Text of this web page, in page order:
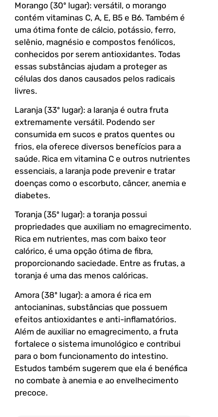
Morango (30º lugar): versátil, o morango
contém vitaminas C, A, E, B5 e B6. Também é
uma ótima fonte de cálcio, potássio, ferro,
selênio, magnésio e compostos fenólicos,
conhecidos por serem antioxidantes. Todas
essas substâncias ajudam a proteger as
células dos danos causados pelos radicais
livres.
Laranja (33º lugar): a laranja é outra fruta
extremamente versátil. Podendo ser
consumida em sucos e pratos quentes ou
frios, ela oferece diversos benefícios para a
saúde. Rica em vitamina C e outros nutrientes
essenciais, a laranja pode prevenir e tratar
doenças como o escorbuto, câncer, anemia e
diabetes.
Toranja (35º lugar): a toranja possui
propriedades que auxiliam no emagrecimento.
Rica em nutrientes, mas com baixo teor
calórico, é uma opção ótima de fibra,
proporcionando saciedade. Entre as frutas, a
toranja é uma das menos calóricas.
Amora (38º lugar): a amora é rica em
antocianinas, substâncias que possuem
efeitos antioxidantes e anti-inflamatórios.
Além de auxiliar no emagrecimento, a fruta
fortalece o sistema imunológico e contribui
para o bom funcionamento do intestino.
Estudos também sugerem que ela é benéfica
no combate à anemia e ao envelhecimento
precoce.